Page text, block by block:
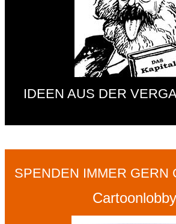
IDEEN AUS DER
SPENDEN IMMER GERN
Cartoonlobby